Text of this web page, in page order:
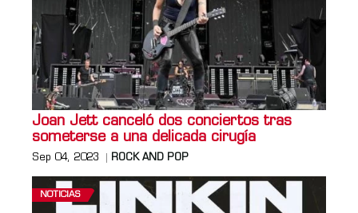
Joan Jett canceló dos conciertos tras
someterse a una delicada cirugía
Sep 04, 2023 ROCK AND POP
NOTICIAS